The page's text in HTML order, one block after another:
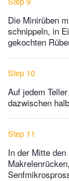
Die Minirüben
schnippeln, in
gekochten
Step 10
Auf jedem
dazwischen
Step 11
In der Mitte